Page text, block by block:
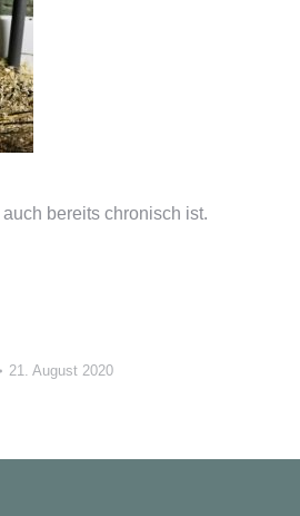
bereits chronisch ist.
21. August 2020